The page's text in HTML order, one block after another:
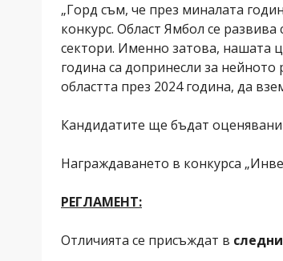
„Горд съм, че през миналата
конкурс. Област Ямбол се
сектори. Именно затова, нашата
година са допринесли за
областта през 2024 година, да
Кандидатите ще бъдат
Награждаването в конкурса
РЕГЛАМЕНТ:
Отличията се присъждат в